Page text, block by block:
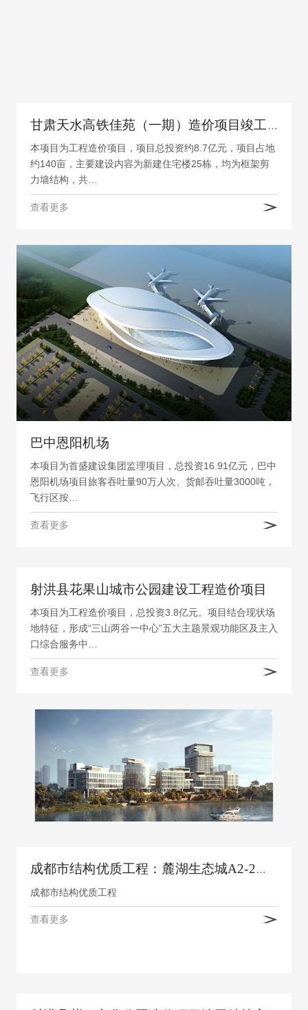
甘肃天水高铁佳苑（一期）造价项目竣工结算审计
本项目为工程造价项目，项目总投资约8.7亿元，项目占地
约140亩，主要建设内容为新建住宅楼25栋，均为框架剪
力墙结构，共…
查看更多
巴中恩阳机场
本项目为首盛建设集团监理项目，总投资16.91亿元，巴中
恩阳机场项目旅客吞吐量90万人次、货邮吞吐量3000吨，
飞行区按…
查看更多
射洪县花果山城市公园建设工程造价项目
本项目为工程造价项目，总投资3.8亿元。项目结合现状场
地特征，形成“三山两谷一中心”五大主题景观功能区及主入
口综合服务中…
查看更多
成都市结构优质工程：麓湖生态城A2-2组团
成都市结构优质工程
查看更多